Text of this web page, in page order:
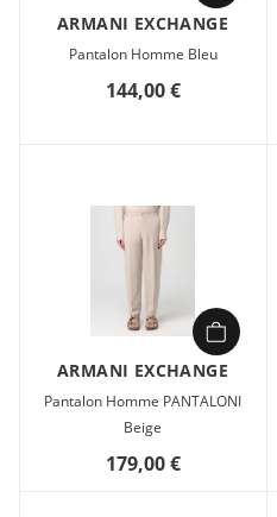
ARMANI EXCHANGE
Pantalon Homme Bleu
144,00 €
ARMANI EXCHANGE
Pantalon Homme PANTALONI
Beige
179,00 €